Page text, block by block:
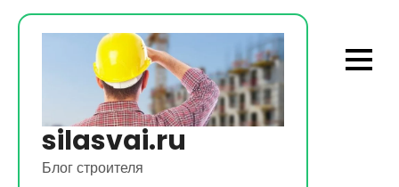
Перейти
silasvai.ru
Блог строителя